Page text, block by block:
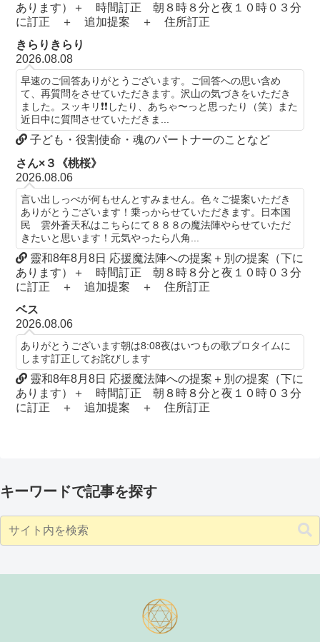
あります）＋ 時間訂正 朝８時８分と夜１０時０３分
に訂正 ＋ 追加提案 ＋ 住所訂正
きらりきらり
2026.08.08
早速のご回答ありがとうございます。ご回答への思い含め
て、再質問をさせていただきます。沢山の気づきをいただき
ました。スッキリ❗️❗️したり、あちゃ〜っと思ったり（笑）また
近日中に質問させていただきま...
子ども・役割使命・魂のパートナーのことなど
さん×３《桃桜》
2026.08.06
言い出しっぺが何もせんとすみません。色々ご提案いただき
ありがとうございます！乗っからせていただきます。日本国
民 雲外蒼天私はこちらにて８８８の魔法陣やらせていただ
きたいと思います！元気やったら八角...
靈和8年8月8日 応援魔法陣への提案＋別の提案（下に
あります）＋ 時間訂正 朝８時８分と夜１０時０３分
に訂正 ＋ 追加提案 ＋ 住所訂正
ベス
2026.08.06
ありがとうございます朝は8:08夜はいつもの歌プロタイムに
します訂正してお詫びします
靈和8年8月8日 応援魔法陣への提案＋別の提案（下に
あります）＋ 時間訂正 朝８時８分と夜１０時０３分
に訂正 ＋ 追加提案 ＋ 住所訂正
キーワードで記事を探す